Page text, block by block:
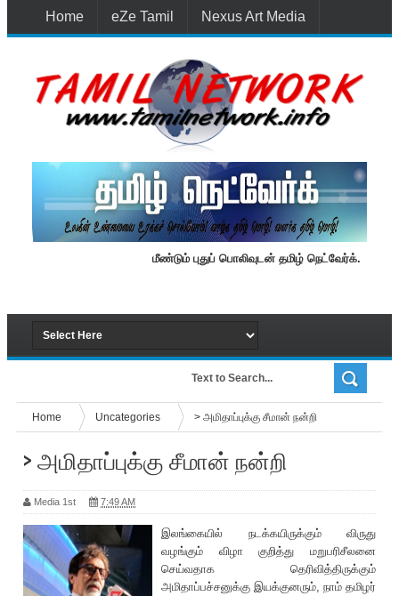
Home eZe Tamil Nexus Art Media
மீண்டும் புதுப் பொலிவுடன் தமிழ் நெட்வேர்க்.
Home Uncategories > அமிதாப்புக்கு சீமான் நன்றி
> அமிதாப்புக்கு சீமான் நன்றி
Media 1st 7:49 AM
இலங்கையில் நடக்கயிருக்கும் விருது
வழங்கும் விழா குறித்து மறுப‌ரிசீலனை
செய்வதாக தெ‌ரிவித்திருக்கும்
அமிதாப்பச்சனுக்கு இயக்குனரும், நாம் தமிழர்